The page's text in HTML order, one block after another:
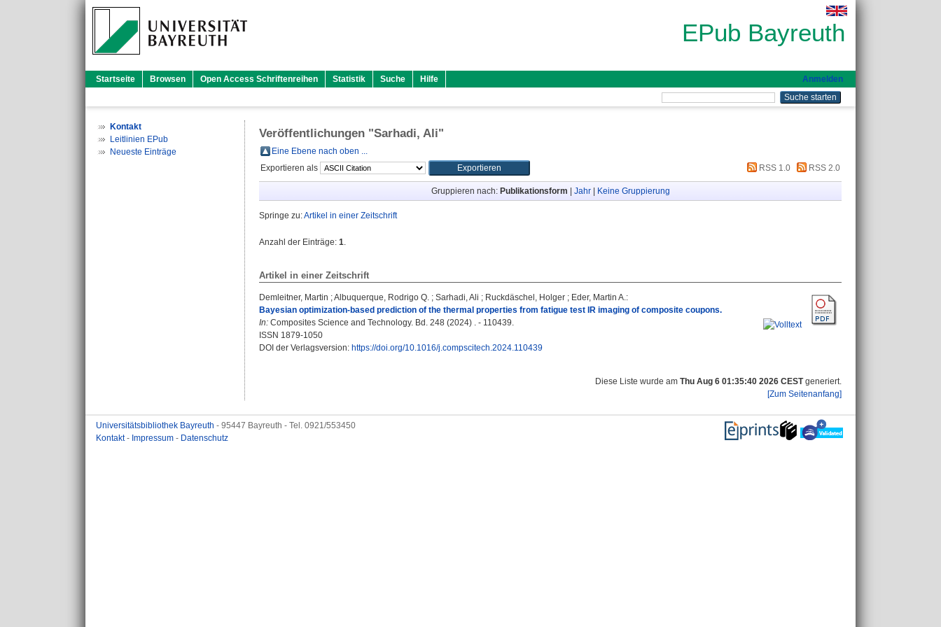
EPub Bayreuth
Startseite Browsen Open Access Schriftenreihen Statistik Suche Hilfe Anmelden
Kontakt
Leitlinien EPub
Neueste Einträge
Veröffentlichungen "Sarhadi, Ali"
Eine Ebene nach oben ...
Exportieren als
RSS 1.0 RSS 2.0
Gruppieren nach: Publikationsform Jahr| Keine Gruppierung
Springe zu:Artikel in einer Zeitschrift
Anzahl der Einträge: 1.
Artikel in einer Zeitschrift
Demleitner, Martin ;Albuquerque, Rodrigo Q. ; Sarhadi, Ali ; Ruckdäschel, Holger ; Eder, Martin A.:
Bayesian optimization-based prediction of the thermal properties from fatigue test IR imaging of composite coupons.
In: Composites Science and Technology. Bd. 248 (2024) . - 110439.
ISSN 1879-1050
DOI der Verlagsversion: https://doi.org/10.1016/j.compscitech.2024.110439
Diese Liste wurde am Thu Aug 6 01:35:40 2026 CESTgeneriert.
[Zum Seitenanfang]
Universitätsbibliothek Bayreuth - 95447 Bayreuth - Tel. 0921/553450
Kontakt- Impressum - Datenschutz